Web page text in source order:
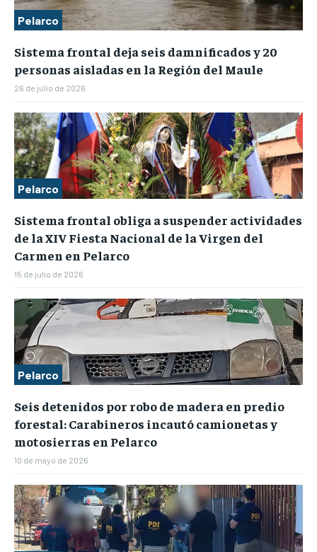
Pelarco
Sistema frontal deja seis damnificados y 20
personas aisladas en la Región del Maule
26 de julio de 2026
Pelarco
Sistema frontal obliga a suspender actividades
de la XIV Fiesta Nacional de la Virgen del
Carmen en Pelarco
15 de julio de 2026
Pelarco
Seis detenidos por robo de madera en predio
forestal: Carabineros incautó camionetas y
motosierras en Pelarco
10 de mayo de 2026